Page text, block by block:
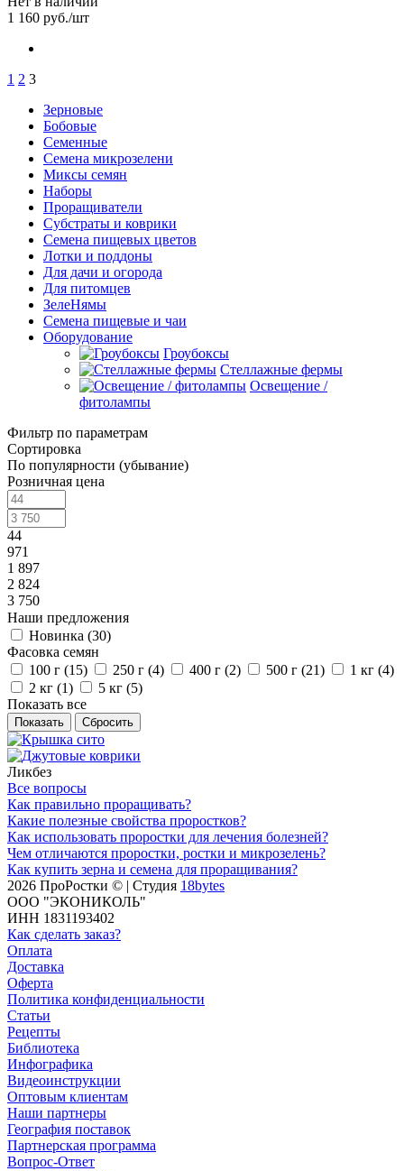
1 160 руб./шт
1 2 3
Зерновые
Бобовые
Семенные
Семена микрозелени
Миксы семян
Наборы
Проращиватели
Субстраты и коврики
Семена пищевых цветов
Лотки и поддоны
Для дачи и огорода
Для питомцев
ЗелеНямы
Семена пищевые и чаи
Оборудование
Гроубоксы
Стеллажные фермы
Освещение /
фитолампы
Фильтр по параметрам
Сортировка
По популярности (убывание)
Розничная цена
44
971
1 897
2 824
3 750
Наши предложения
Новинка (30)
Фасовка семян
100 г (15) 250 г (4) 400 г (2) 500 г (21) 1 кг (4)
2 кг (1) 5 кг (5)
Показать все
Сбросить
Ликбез
Все вопросы
Как правильно проращивать?
Какие полезные свойства проростков?
Как использовать проростки для лечения болезней?
Чем отличаются проростки, ростки и микрозелень?
Как купить зерна и семена для проращивания?
2026 ПроРостки © | Студия 18bytes
ООО "ЭКОНИКОЛЬ"
ИНН 1831193402
Как сделать заказ?
Оплата
Доставка
Оферта
Политика конфиденциальности
Статьи
Рецепты
Библиотека
Инфографика
Видеоинструкции
Оптовым клиентам
Наши партнеры
География поставок
Партнерская программа
Вопрос-Ответ